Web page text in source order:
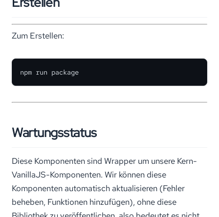
Zum Erstellen:
npm run package
Wartungsstatus
Diese Komponenten sind Wrapper um unsere Kern-
VanillaJS-Komponenten. Wir können diese
Komponenten automatisch aktualisieren (Fehler
beheben, Funktionen hinzufügen), ohne diese